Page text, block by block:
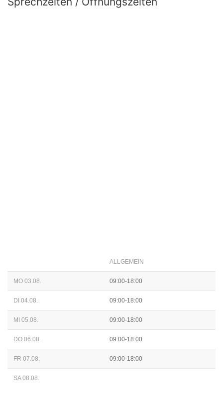
ALLGEMEIN
MO 03.08. 09:00-18:00
DI 04.08. 09:00-18:00
MI 05.08. 09:00-18:00
DO 06.08. 09:00-18:00
FR 07.08. 09:00-18:00
SA 08.08.